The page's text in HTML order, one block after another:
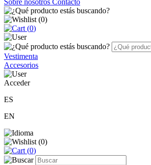
Sobre nosotros Contacto
(0)
(0)
Vestimenta
Accesorios
Acceder
ES
EN
(0)
(0)